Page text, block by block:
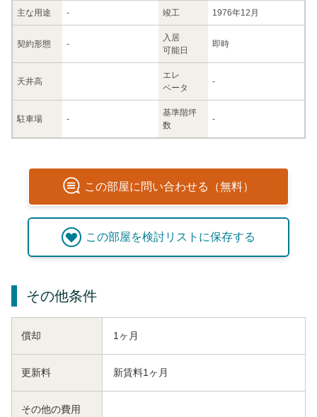
主な用途 - 竣工 1976年12月
契約形態 -
入居
可能日
即時
天井高
エレ
ベータ
-
駐車場 -
基準階坪
数
-
この部屋に問い合わせる（無料）
この部屋を検討リストに保存する
その他条件
償却 1ヶ月
更新料 新賃料1ヶ月
その他の費用